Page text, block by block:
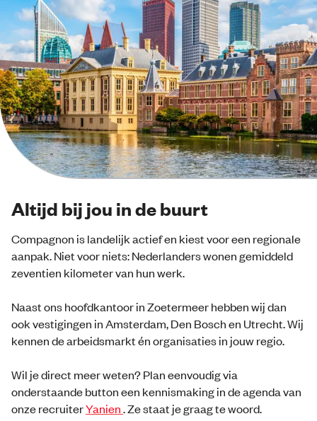
Altijd bij jou in de buurt
Compagnon is landelijk actief en kiest voor een regionale
aanpak. Niet voor niets: Nederlanders wonen gemiddeld
zeventien kilometer van hun werk.
Naast ons hoofdkantoor in Zoetermeer hebben wij dan
ook vestigingen in Amsterdam, Den Bosch en Utrecht. Wij
kennen de arbeidsmarkt én organisaties in jouw regio.
Wil je direct meer weten? Plan eenvoudig via
onderstaande button een kennismaking in de agenda van
onze recruiterYanien. Ze staat je graag te woord.